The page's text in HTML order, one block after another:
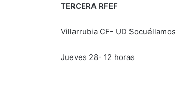
TERCERA RFEF
Villarrubia CF- UD Socuéllamos
Jueves 28- 12 horas